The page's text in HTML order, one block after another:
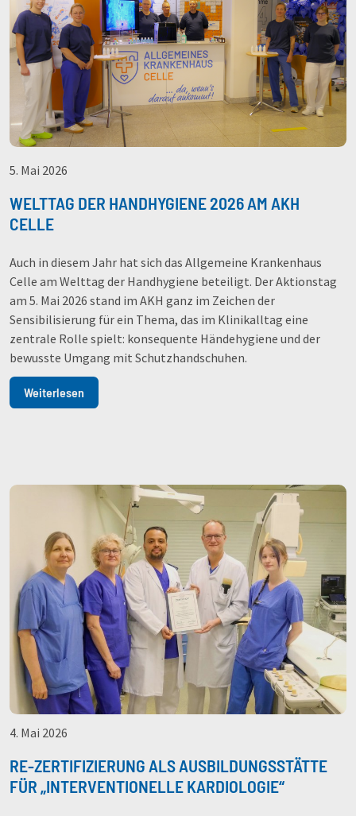
5. Mai 2026
WELTTAG DER HANDHYGIENE 2026 AM AKH
CELLE
Auch in diesem Jahr hat sich das Allgemeine Krankenhaus
Celle am Welttag der Handhygiene beteiligt. Der Aktionstag
am 5. Mai 2026 stand im AKH ganz im Zeichen der
Sensibilisierung für ein Thema, das im Klinikalltag eine
zentrale Rolle spielt: konsequente Händehygiene und der
bewusste Umgang mit Schutzhandschuhen.
Weiterlesen
4. Mai 2026
RE-ZERTIFIZIERUNG ALS AUSBILDUNGSSTÄTTE
FÜR „INTERVENTIONELLE KARDIOLOGIE“